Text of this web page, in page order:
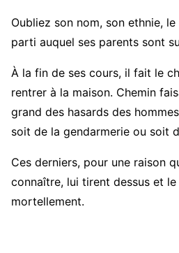
Oubliez son nom, son ethnie,
parti auquel ses parents sont
À la fin de ses cours, il fait le
rentrer à la maison. Chemin
grand des hasards des
soit de la gendarmerie ou soit
Ces derniers, pour une raison
connaître, lui tirent dessus et
mortellement.